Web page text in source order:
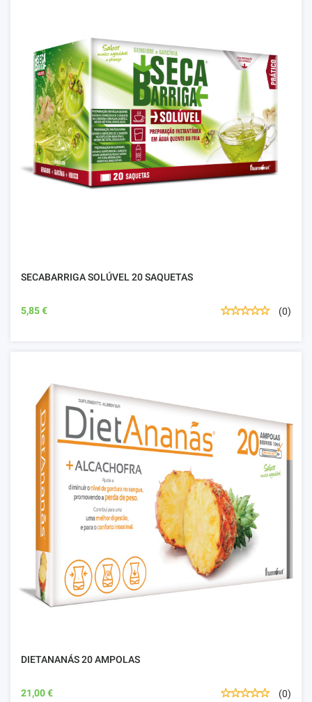
SECABARRIGA SOLÚVEL 20 SAQUETAS
5,85 € (0)
DIETANANÁS 20 AMPOLAS
21,00 € (0)